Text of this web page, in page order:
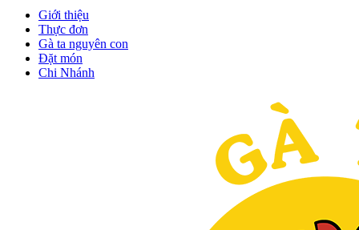
Giới thiệu
Thực đơn
Gà ta nguyên con
Đặt món
Chi Nhánh